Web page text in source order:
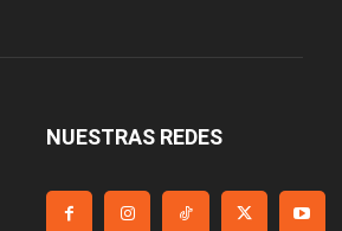
NUESTRAS REDES